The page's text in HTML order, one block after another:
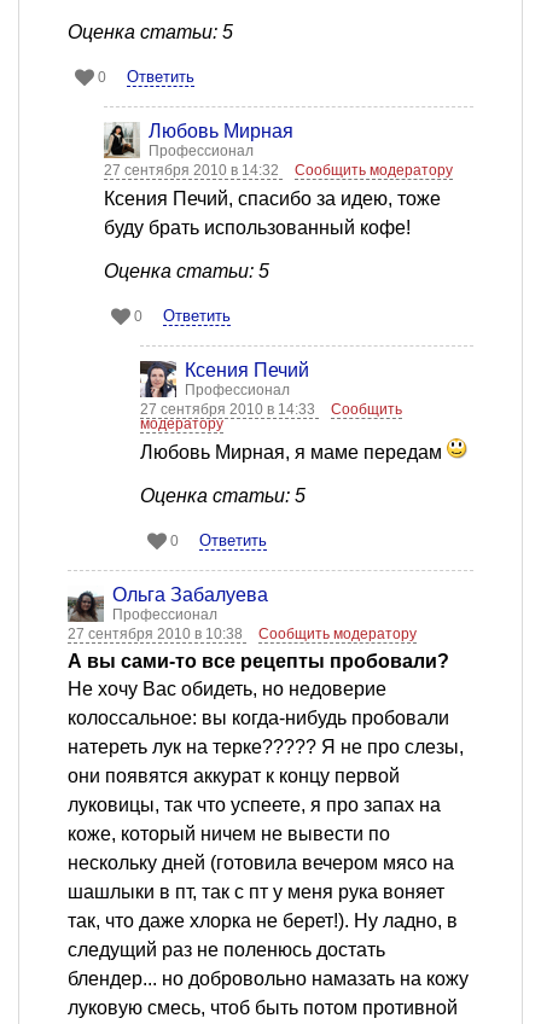
Оценка статьи: 5
0 Ответить
Любовь Мирная
Профессионал
27 сентября 2010 в 14:32
Сообщить модератору
Ксения Печий, спасибо за идею, тоже
буду брать использованный кофе!
Оценка статьи: 5
0 Ответить
Ксения Печий
Профессионал
27 сентября 2010 в 14:33
Сообщить
модератору
Любовь Мирная, я маме передам
Оценка статьи: 5
0 Ответить
Ольга Забалуева
Профессионал
27 сентября 2010 в 10:38
Сообщить модератору
А вы сами-то все рецепты пробовали?
Не хочу Вас обидеть, но недоверие
колоссальное: вы когда-нибудь пробовали
натереть лук на терке????? Я не про слезы,
они появятся аккурат к концу первой
луковицы, так что успеете, я про запах на
коже, который ничем не вывести по
нескольку дней (готовила вечером мясо на
шашлыки в пт, так с пт у меня рука воняет
так, что даже хлорка не берет!). Ну ладно, в
следущий раз не поленюсь достать
блендер... но добровольно намазать на кожу
луковую смесь, чтоб быть потом противной